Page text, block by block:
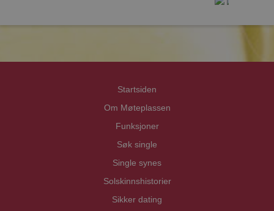
Startsiden
Om Møteplassen
Funksjoner
Søk single
Single synes
Solskinnshistorier
Sikker dating